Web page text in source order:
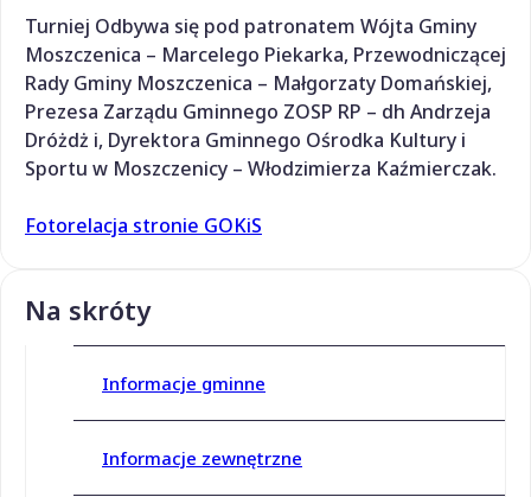
Turniej Odbywa się pod patronatem Wójta Gminy
Moszczenica – Marcelego Piekarka, Przewodniczącej
Rady Gminy Moszczenica – Małgorzaty Domańskiej,
Prezesa Zarządu Gminnego ZOSP RP – dh Andrzeja
Dróżdż i, Dyrektora Gminnego Ośrodka Kultury i
Sportu w Moszczenicy – Włodzimierza Kaźmierczak.
Fotorelacja stronie GOKiS
Na skróty
Informacje gminne
Informacje zewnętrzne